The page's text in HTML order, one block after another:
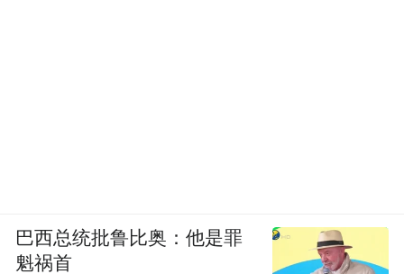
巴西总统批鲁比奥：他是罪
魁祸首